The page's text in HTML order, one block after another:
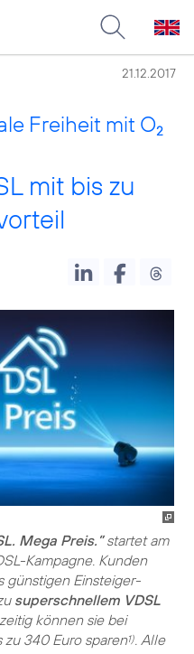
21.12.2017
Freiheit mit O2
mit bis zu
Mega Preis.”startet am
Kampagne. Kunden
günstigen Einsteiger-
superschnellem VDSL
können sie bei
340 Euro sparen1) . Alle